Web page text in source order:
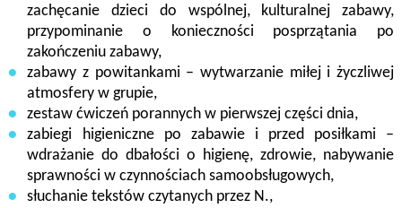
zachęcanie dzieci do wspólnej, kulturalnej zabawy,
przypominanie o konieczności posprzątania po
zakończeniu zabawy,
zabawy z powitankami – wytwarzanie miłej i życzliwej
atmosfery w grupie,
zestaw ćwiczeń porannych w pierwszej części dnia,
zabiegi higieniczne po zabawie i przed posiłkami –
wdrażanie do dbałości o higienę, zdrowie, nabywanie
sprawności w czynnościach samoobsługowych,
słuchanie tekstów czytanych przez N.,